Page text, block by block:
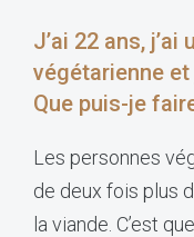
J’ai 22 ans,
végétarienne et
Que puis-je
Les personnes
de deux fois plus
la viande. C’est